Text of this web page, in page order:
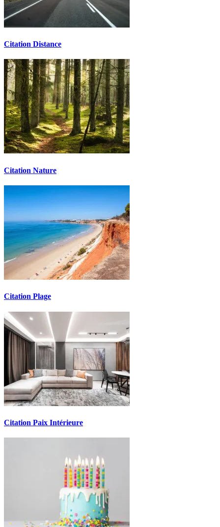
Citation Distance
Citation Nature
Citation Plage
Citation Paix Intérieure